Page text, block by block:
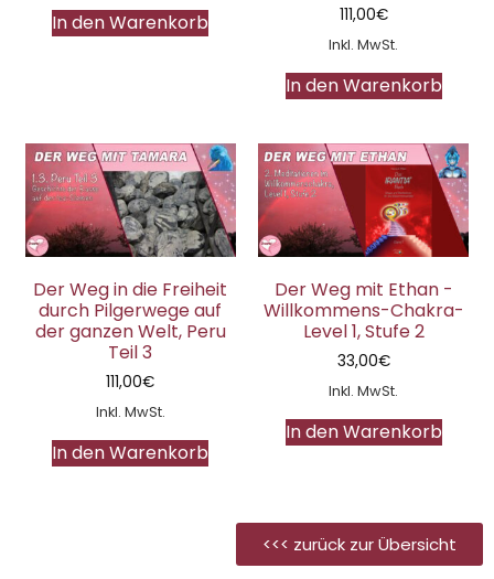
In den Warenkorb 111,00€
Inkl. MwSt.
In den Warenkorb
Der Weg in die Freiheit
durch Pilgerwege auf
der ganzen Welt, Peru
Teil 3
111,00€
Inkl. MwSt.
In den Warenkorb
Der Weg mit Ethan -
Willkommens-Chakra-
Level 1, Stufe 2
33,00€
Inkl. MwSt.
In den Warenkorb
<<< zurück zur Übersicht